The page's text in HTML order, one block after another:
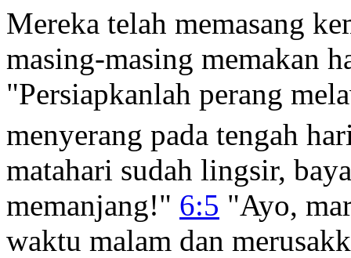
Mereka telah memasang
masing-masing memakan
"Persiapkanlah perang
menyerang pada tengah
matahari sudah lingsir,
memanjang!" 6:5 "Ayo,
waktu malam dan